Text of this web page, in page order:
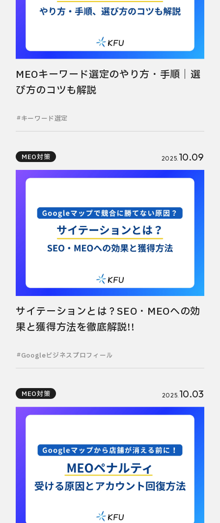
MEOキーワード選定のやり方・手順｜選
び方のコツも解説
キーワード選定
MEO対策 2025. 10.09
サイテーションとは？SEO・MEOへの効
果と獲得方法を徹底解説!!
Googleビジネスプロフィール
MEO対策 2025. 10.03